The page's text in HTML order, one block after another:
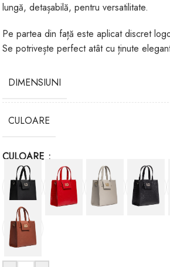
lungă, detașabilă, pentru versatilitate.
Pe partea din față este aplicat discret
Se potrivește perfect atât cu ținute
DIMENSIUNI
CULOARE
CULOARE